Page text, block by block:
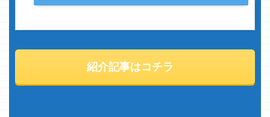
紹介記事はコチラ